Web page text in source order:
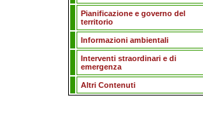
Pianificazione e governo del
territorio
Informazioni ambientali
Interventi straordinari e di
emergenza
Altri Contenuti